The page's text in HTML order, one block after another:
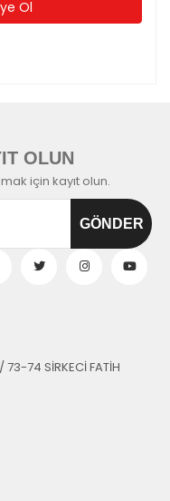
Ol
OLUN
için kayıt olun.
73-74 SİRKECİ FATİH